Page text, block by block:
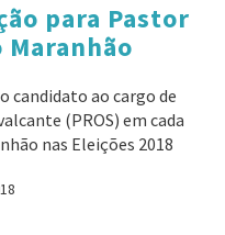
para Pastor
candidato ao cargo de
(PROS) em cada
nas Eleições 2018